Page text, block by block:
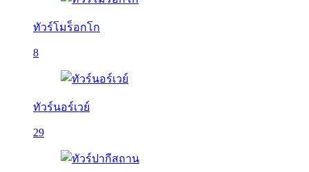
ทัวร์โมร็อกโก
8
ทัวร์นอร์เวย์
29